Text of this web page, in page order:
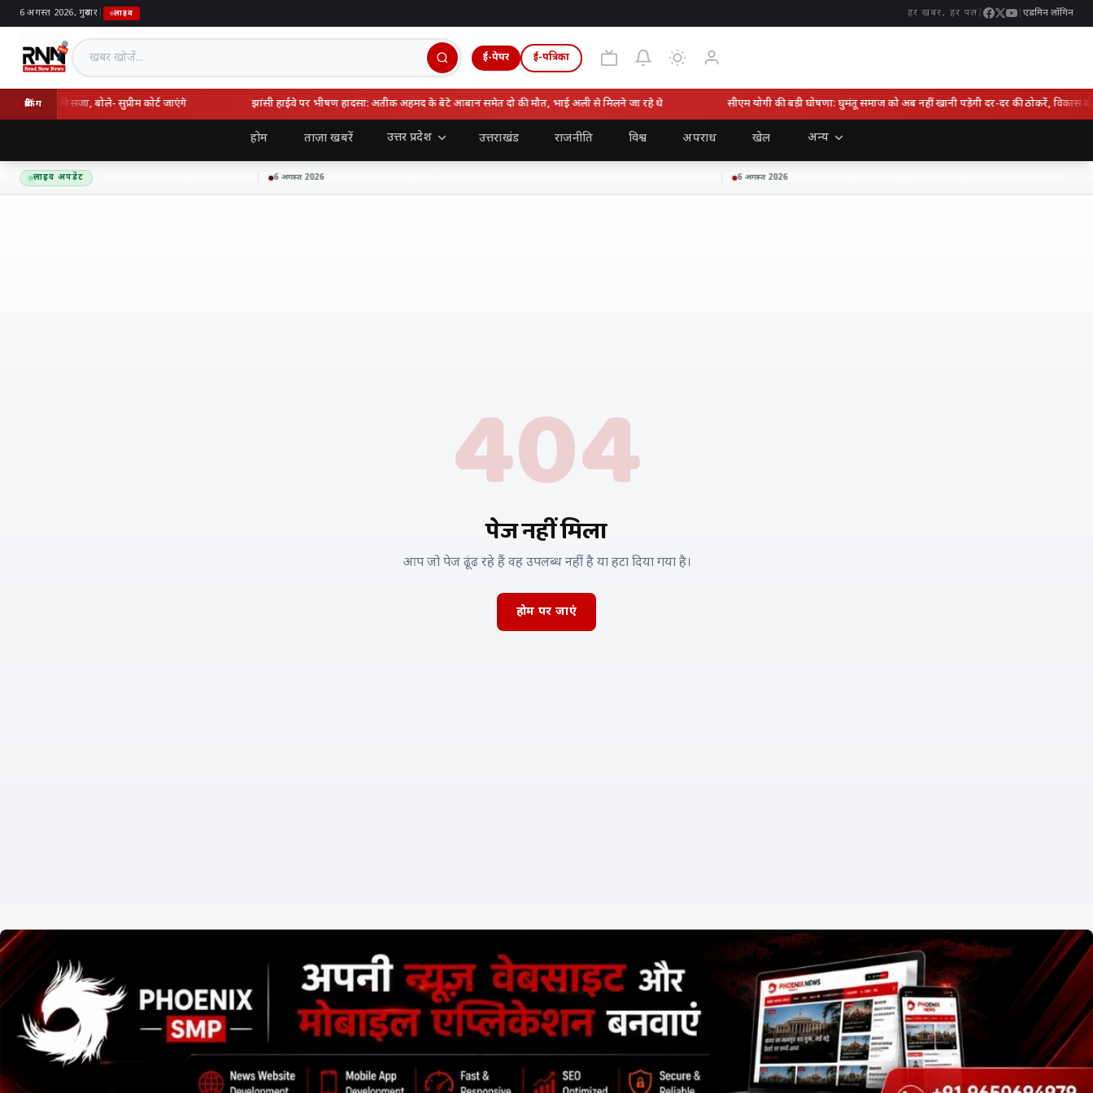
6 अगस्त 2026, गुरुवार| लाइव हर खबर, हर पल एडमिन लॉगिन
ई-पेपर ई-पत्रिका
ब्रेकिंग
साल की सजा, बोले- सुप्रीम कोर्ट जाएंगे झांसी हाईवे पर भीषण हादसा: अतीक अहमद के बेटे आबान समेत दो की मौत, भाई अली से मिलने जा रहे थे सीएम योगी की बड़ी घोषणा: घुमंतू समाज को अब नहीं खानी पड़ेगी दर-दर की ठोकरें, विकास बोर्ड
होम ताज़ा खबरें उत्तर प्रदेश उत्तराखंड राजनीति विश्व अपराध खेल अन्य
लाइव अपडेट
तरुण तेजपाल को 10 साल की सजा, बोले- सुप्रीम कोर्ट जाएंगे 6 अगस्त 2026झांसी हाईवे पर भीषण हादसा: अतीक अहमद के बेटे आबान समेत दो की मौत, भाई अली से मिलने जा रहे थे 6 अगस्त 2026सीएम योगी की बड़ी घोषणा: घुमंतू समाज को अब नहीं खानी पड़ेगी दर-दर की ठोकरें,
404
पेज नहीं मिला
आप जो पेज ढूंढ रहे हैं वह उपलब्ध नहीं है या हटा दिया गया है।
होम पर जाएं